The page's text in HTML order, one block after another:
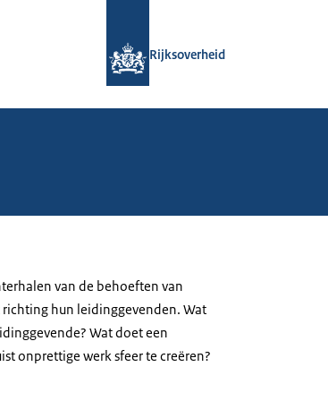
Rijksoverheid
van de behoeften van
hun leidinggevenden. Wat
Wat doet een
onprettige werk sfeer te creëren?